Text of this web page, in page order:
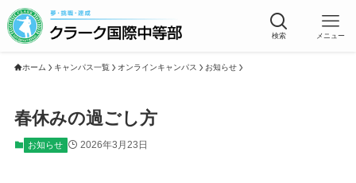
検索 メニュー
ホーム キャンパス一覧 オンラインキャンパス お知らせ
春休みの過ごし方
お知らせ 2026年3月23日